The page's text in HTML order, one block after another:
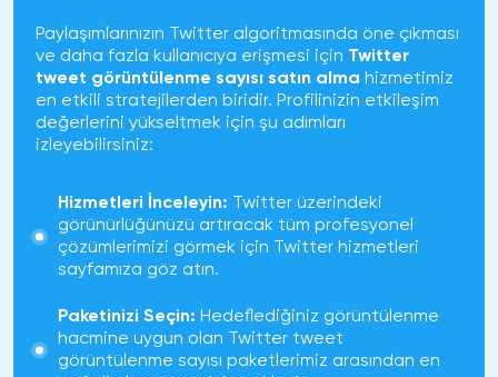
Paylaşımlarınızın Twitter algoritmasında öne çıkması
ve daha fazla kullanıcıya erişmesi için Twitter
tweet görüntülenme sayısı satın alma hizmetimiz
en etkili stratejilerden biridir. Profilinizin etkileşim
değerlerini yükseltmek için şu adımları
izleyebilirsiniz:
Hizmetleri İnceleyin: Twitter üzerindeki
görünürlüğünüzü artıracak tüm profesyonel
çözümlerimizi görmek için Twitter hizmetleri
sayfamıza göz atın.
Paketinizi Seçin: Hedeflediğiniz görüntülenme
hacmine uygun olan Twitter tweet
görüntülenme sayısı paketlerimiz arasından en